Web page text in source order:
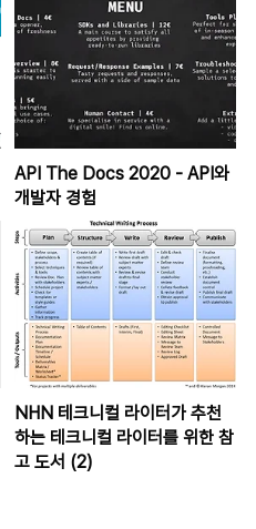
API The Docs 2020 - API와
개발자 경험
NHN 테크니컬 라이터가 추천
하는 테크니컬 라이터를 위한 참
고 도서 (2)